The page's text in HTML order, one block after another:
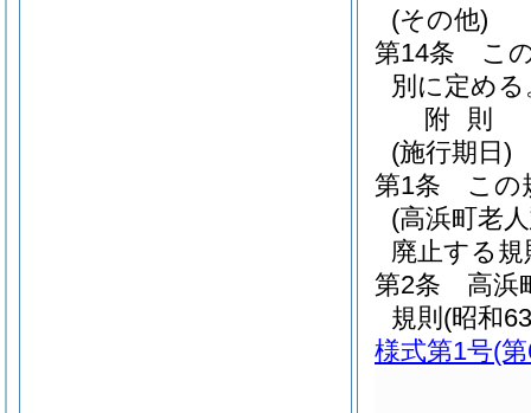
(その他)
第14条
こ
別に定める
附 則
(施行期日)
第1条
この
(高浜町老
廃止する規
第2条
高浜
規則 (昭和
様式第1号(